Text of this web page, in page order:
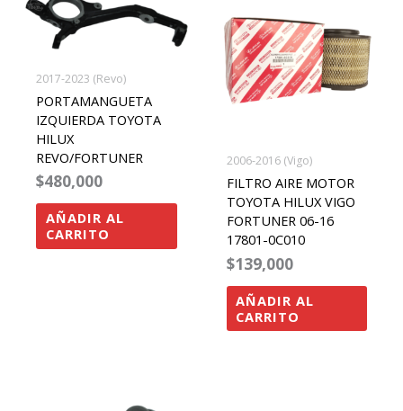
2017-2023 (Revo)
PORTAMANGUETA
IZQUIERDA TOYOTA
HILUX
REVO/FORTUNER
$480,000
AÑADIR AL
CARRITO
2006-2016 (Vigo)
FILTRO AIRE MOTOR
TOYOTA HILUX VIGO
FORTUNER 06-16
17801-0C010
$139,000
AÑADIR AL
CARRITO